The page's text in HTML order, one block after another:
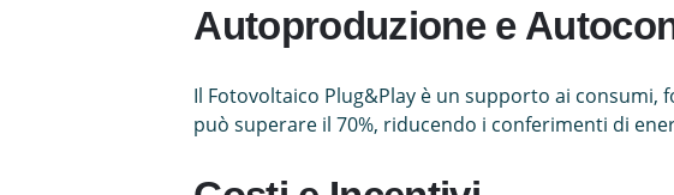
Autoproduzione e
Il Fotovoltaico Plug&Play è un supporto ai
può superare il 70%, riducendo i conferimenti di